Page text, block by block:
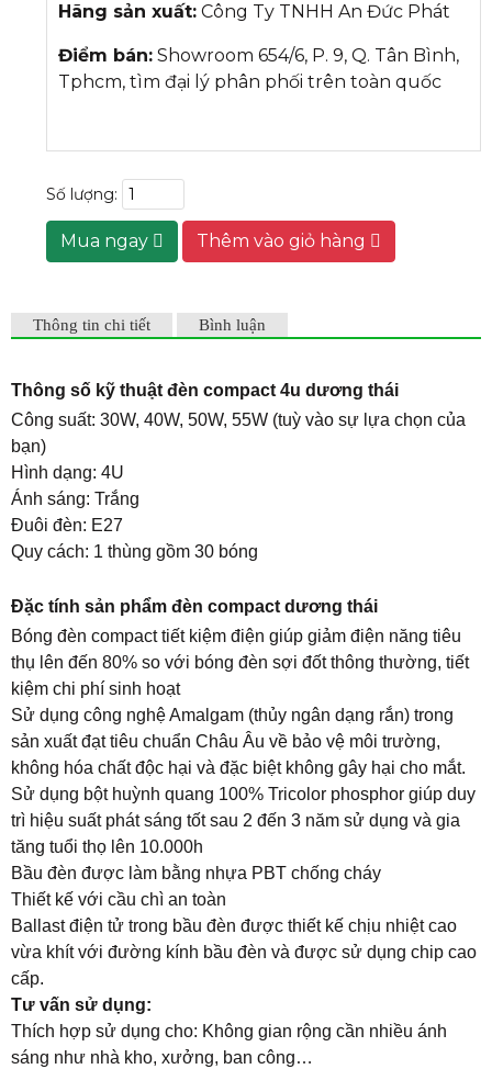
Hãng sản xuất: Công Ty TNHH An Đức Phát
Điểm bán: Showroom 654/6, P. 9, Q. Tân Bình,
Tphcm, tìm đại lý phân phối trên toàn quốc
Số lượng:
Mua ngay Thêm vào giỏ hàng
Thông tin chi tiết Bình luận
Thông số kỹ thuật đèn compact 4u dương thái
Công suất: 30W, 40W, 50W, 55W (tuỳ vào sự lựa chọn của
bạn)
Hình dạng: 4U
Ánh sáng: Trắng
Đuôi đèn: E27
Quy cách: 1 thùng gồm 30 bóng
Đặc tính sản phẩm đèn compact dương thái
Bóng đèn compact tiết kiệm điện giúp giảm điện năng tiêu
thụ lên đến 80% so với bóng đèn sợi đốt thông thường, tiết
kiệm chi phí sinh hoạt
Sử dụng công nghệ Amalgam (thủy ngân dạng rắn) trong
sản xuất đạt tiêu chuẩn Châu Âu về bảo vệ môi trường,
không hóa chất độc hại và đặc biệt không gây hại cho mắt.
Sử dụng bột huỳnh quang 100% Tricolor phosphor giúp duy
trì hiệu suất phát sáng tốt sau 2 đến 3 năm sử dụng và gia
tăng tuổi thọ lên 10.000h
Bầu đèn được làm bằng nhựa PBT chống cháy
Thiết kế với cầu chì an toàn
Ballast điện tử trong bầu đèn được thiết kế chịu nhiệt cao
vừa khít với đường kính bầu đèn và được sử dụng chip cao
cấp.
Tư vấn sử dụng:
Thích hợp sử dụng cho: Không gian rộng cần nhiều ánh
sáng như nhà kho, xưởng, ban công…